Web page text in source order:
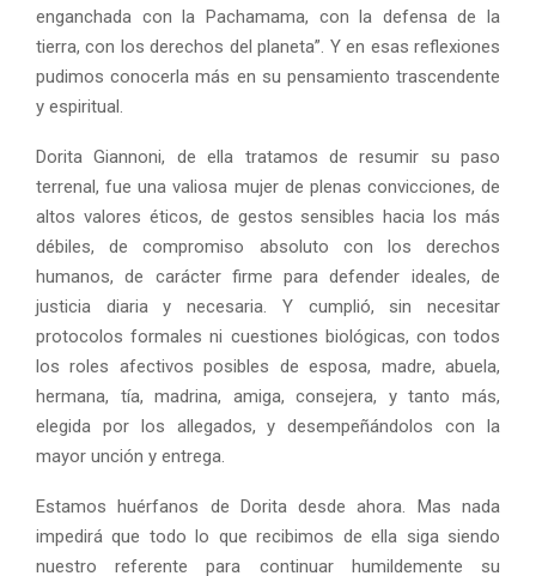
enganchada con la Pachamama, con la defensa de la
tierra, con los derechos del planeta”. Y en esas reflexiones
pudimos conocerla más en su pensamiento trascendente
y espiritual.
Dorita Giannoni, de ella tratamos de resumir su paso
terrenal, fue una valiosa mujer de plenas convicciones, de
altos valores éticos, de gestos sensibles hacia los más
débiles, de compromiso absoluto con los derechos
humanos, de carácter firme para defender ideales, de
justicia diaria y necesaria. Y cumplió, sin necesitar
protocolos formales ni cuestiones biológicas, con todos
los roles afectivos posibles de esposa, madre, abuela,
hermana, tía, madrina, amiga, consejera, y tanto más,
elegida por los allegados, y desempeñándolos con la
mayor unción y entrega.
Estamos huérfanos de Dorita desde ahora. Mas nada
impedirá que todo lo que recibimos de ella siga siendo
nuestro referente para continuar humildemente su